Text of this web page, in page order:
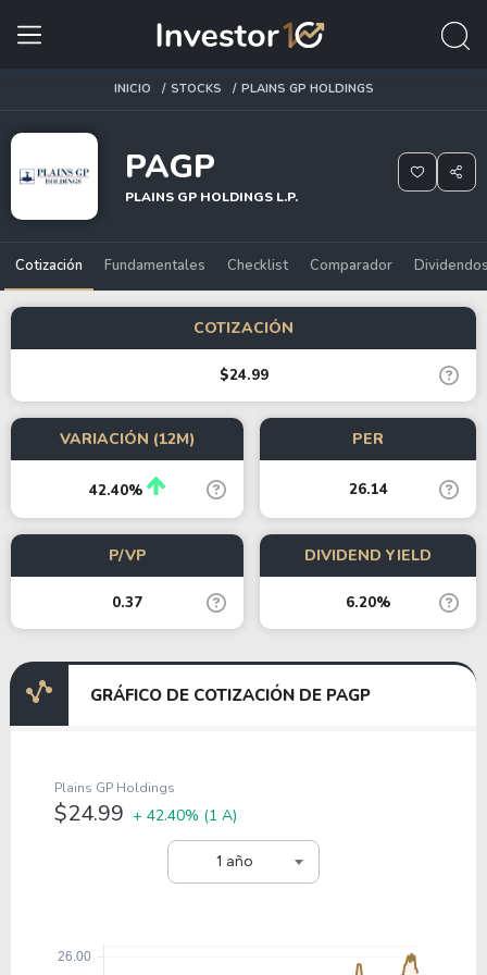
INICIO STOCKS PLAINS GP HOLDINGS
PAGP
PLAINS GP HOLDINGS L.P.
Cotización Fundamentales Checklist Comparador
COTIZACIÓN
$24.99
VARIACIÓN (12M)
42.40%
PER
26.14
P/VP
0.37
DIVIDEND YIELD
6.20%
GRÁFICO DE COTIZACIÓN DE PAGP
1 año
Plains GP Holdings
$24.99 + 42.40% (1 A)